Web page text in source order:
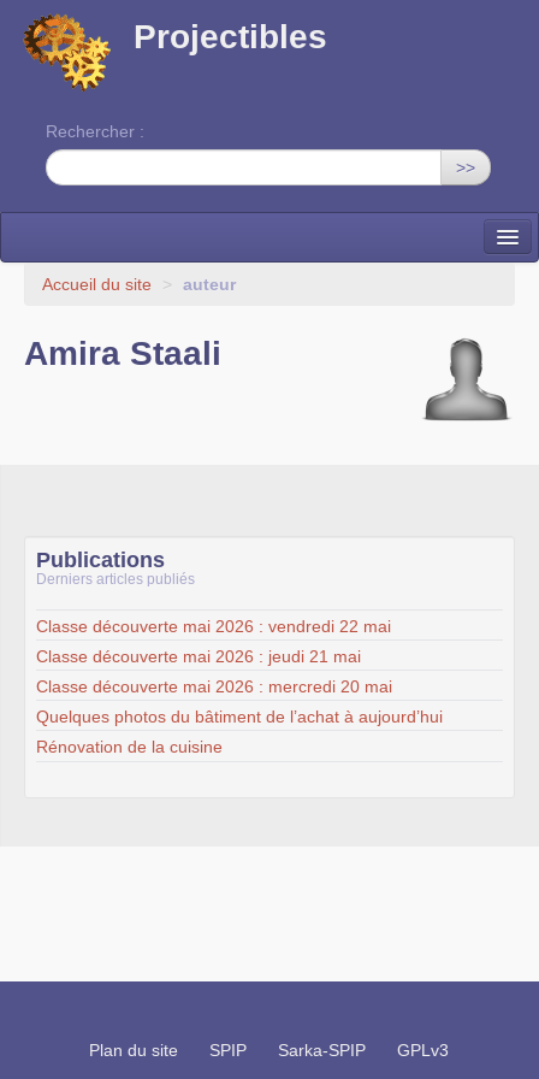
Projectibles
Rechercher :
>>
La ruche
Accueil du site > auteur
Amira Staali
Publications
Derniers articles publiés
Classe découverte mai 2026 : vendredi 22 mai
Classe découverte mai 2026 : jeudi 21 mai
Classe découverte mai 2026 : mercredi 20 mai
Quelques photos du bâtiment de l’achat à aujourd’hui
Rénovation de la cuisine
Plan du site SPIP Sarka-SPIP GPLv3